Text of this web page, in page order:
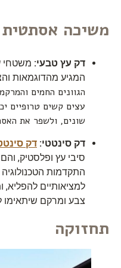
משיכה אסתטית
דק עץ טבעי: משטחי
המגיע מהדוגמאות
הגוונים החמים
עצים קשים טרופיים
שונים, ולשפר את
דק סינטטי: דק
סיבי עץ ופלסטיק,
התקדמות
למציאותיים
צבע ומרקם שיתאימו
תחזוקה